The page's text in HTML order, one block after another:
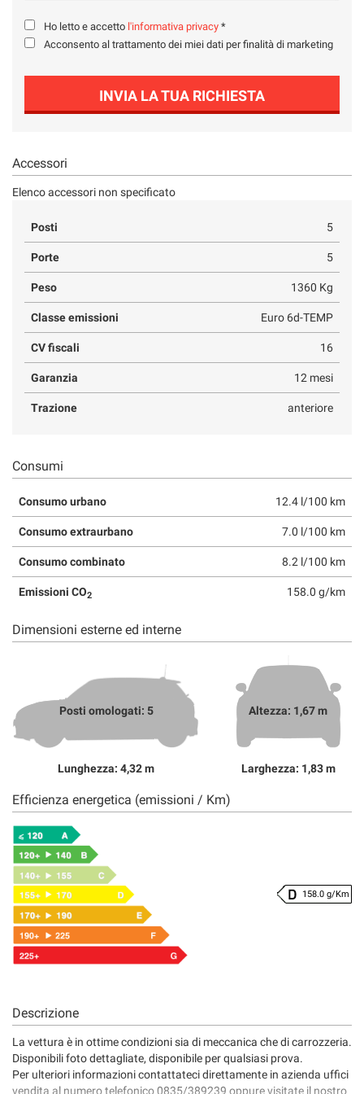
Ho letto e accetto l'informativa privacy *
Acconsento al trattamento dei miei dati per finalità di marketing
INVIA LA TUA RICHIESTA
Accessori
Elenco accessori non specificato
Posti 5
Porte 5
Peso 1360 Kg
Classe emissioni Euro 6d-TEMP
CV fiscali 16
Garanzia 12 mesi
Trazione anteriore
Consumi
Consumo urbano 12.4 l/100 km
Consumo extraurbano 7.0 l/100 km
Consumo combinato 8.2 l/100 km
Emissioni CO2 158.0 g/km
Dimensioni esterne ed interne
Posti omologati: 5
Lunghezza: 4,32 m
Altezza: 1,67 m
Larghezza: 1,83 m
Efficienza energetica (emissioni / Km)
158.0 g/Km
Descrizione
La vettura è in ottime condizioni sia di meccanica che di carrozzeria.
Disponibili foto dettagliate, disponibile per qualsiasi prova.
Per ulteriori informazioni contattateci direttamente in azienda uffici
vendita al numero telefonico 0835/389239 oppure visitate il nostro
le
impostazioni